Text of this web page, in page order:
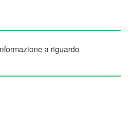
a riguardo